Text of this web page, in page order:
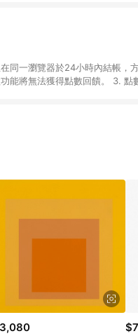
同一瀏覽器於24小時內結帳，
能將無法獲得點數回饋。 3. 點
單資格確認。 康達盛通線上購物